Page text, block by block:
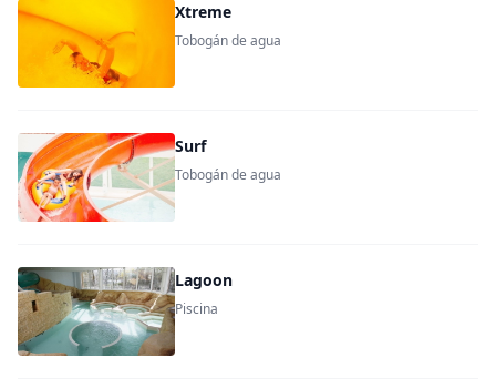
Xtreme
Tobogán de agua
Surf
Tobogán de agua
Lagoon
Piscina